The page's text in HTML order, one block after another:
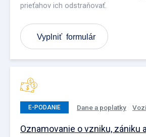
prieťahov ich odstraňovať.
Vyplniť formulár
E-PODANIE Dane a poplatky
Oznamovanie o vzniku, zániku